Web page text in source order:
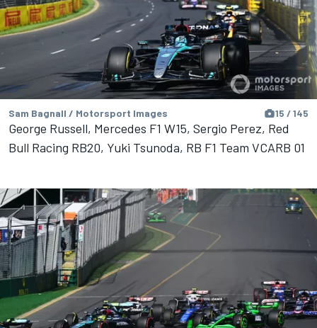
Sam Bagnall / Motorsport Images 15 / 145
George Russell, Mercedes F1 W15, Sergio Perez, Red
Bull Racing RB20, Yuki Tsunoda, RB F1 Team VCARB 01